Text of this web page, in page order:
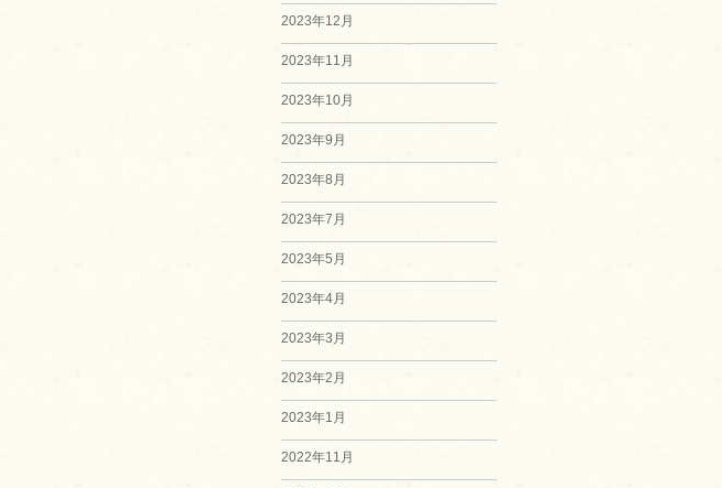
2023年12月
2023年11月
2023年10月
2023年9月
2023年8月
2023年7月
2023年5月
2023年4月
2023年3月
2023年2月
2023年1月
2022年11月